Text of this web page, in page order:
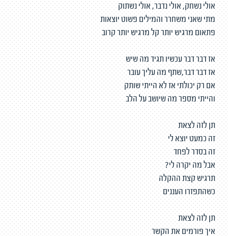
אולי נשחק, אולי נדבר, אולי נשתוק
מתי שאני משחרר והמילים פשוט יוצאות
פתאום מרגיש יותר קל מרגיש יותר קרוב
אז דבר דבר עכשיו תגיד מה שיש
אז דבר דבר,שתף מה עליך עובר
אם רק יכולתי אז לא הייתי שותק
והייתי מספר מה שיושב על הלב
תן לזה לצאת
זה כמעט יוצא לי
זה בסדר לפחד
אבל מה יקרה לי?
תרגיש קצת ההקלה
כשהתפזרו העננים
תן לזה לצאת
איך פורמים את הקשר